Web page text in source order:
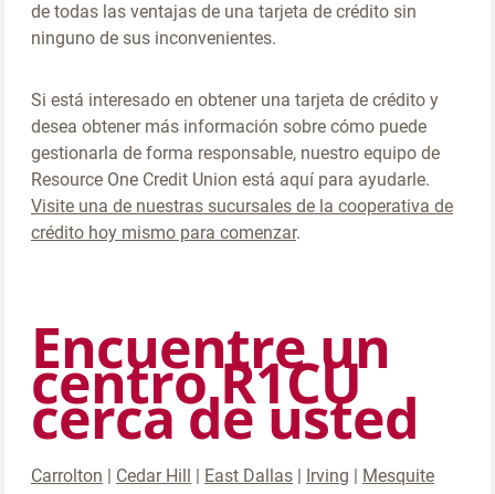
de todas las ventajas de una tarjeta de crédito sin
ninguno de sus inconvenientes.
Si está interesado en obtener una tarjeta de crédito y
desea obtener más información sobre cómo puede
gestionarla de forma responsable, nuestro equipo de
Resource One Credit Union está aquí para ayudarle.
Visite una de nuestras sucursales de la cooperativa de
crédito hoy mismo para comenzar.
Encuentre un
centro R1CU
cerca de usted
Carrolton Cedar Hill East Dallas Irving Mesquite